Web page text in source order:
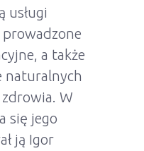
usługi
a także
naturalnych
W
się jego
ją Igor